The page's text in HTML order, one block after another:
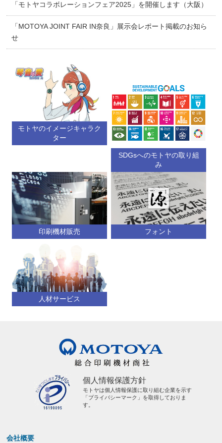
「モトヤコラボレーションフェア2025」を開催します（大阪）
「MOTOYA JOINT FAIR IN奈良」展示会レポート掲載のお知ら
せ
モトヤのイメージキャラク
ター
SDGsへのモトヤの取り組
み
印刷機材販売 フォント
人材サービス
個人情報保護方針
モトヤは個人情報保護に取り組む企業を示す
「プライバシーマーク」を取得しておりま
す。
会社概要